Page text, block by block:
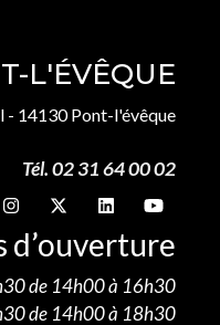
L'ÉVÊQUE
- 14130 Pont-l'évêque
Tél. 02 31 64 00 02
nous sur
Suivez-nous sur
Suivez-nous sur
Suivez-nous sur
Suivez-
d’ouverture
de 14h00 à 16h30
de 14h00 à 18h30